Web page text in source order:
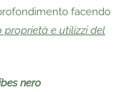
facendo
proprietà e utilizzi del
nero